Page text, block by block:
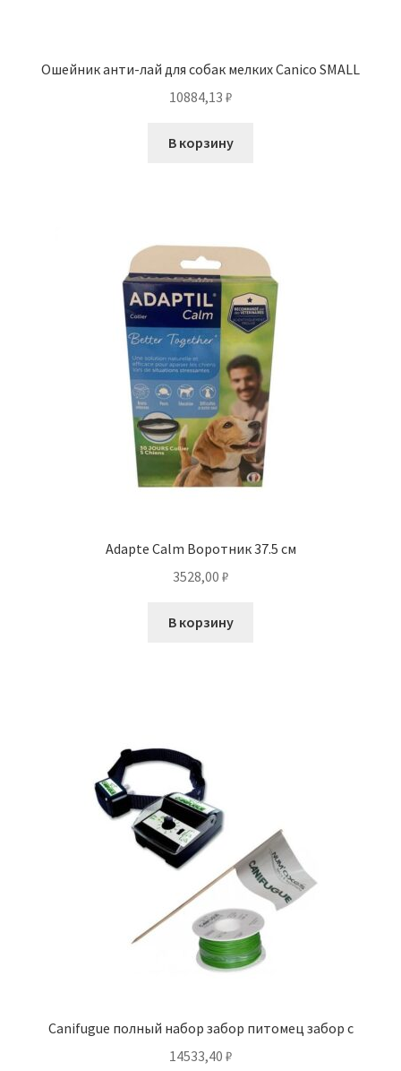
Ошейник анти-лай для собак мелких Canico SMALL
10884,13 ₽
В корзину
Adapte Calm Воротник 37.5 см
3528,00 ₽
В корзину
Canifugue полный набор забор питомец забор с
14533,40 ₽